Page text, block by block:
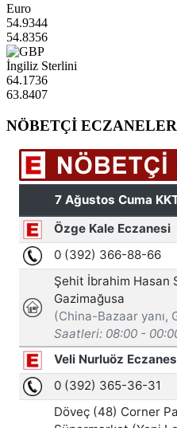
Euro
54.9344
54.8356
İngiliz Sterlini
64.1736
63.8407
NÖBETÇİ ECZANELER